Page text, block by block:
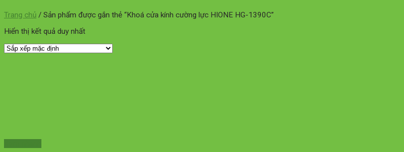
Trang chủ / Sản phẩm được gắn thẻ “Khoá cửa kính cường lực HIONE HG-1390C”
Hiển thị kết quả duy nhất